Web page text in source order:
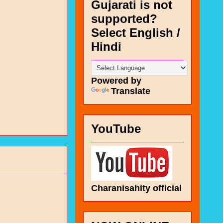
Gujarati is not
supported?
Select English /
Hindi
Powered by
Translate
YouTube
Charanisahity official